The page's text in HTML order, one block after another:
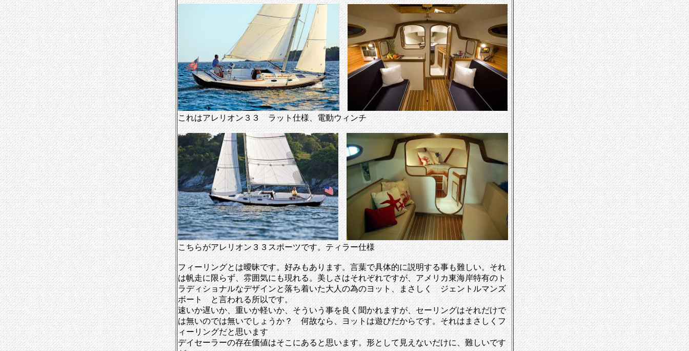
これはアレリオン３３ ラット仕様、電動ウィンチ
こちらがアレリオン３３スポーツです。ティラー仕様
フィーリングとは曖昧です。好みもあります。言葉で具体的に説明する事も難しい。それ
は帆走に限らず、雰囲気にも現れる。美しさはそれぞれですが、アメリカ東海岸特有のト
ラディショナルなデザインと落ち着いた大人の為のヨット、まさしく ジェントルマンズ
ボート と言われる所以です。
速いか遅いか、重いか軽いか、そういう事を良く聞かれますが、セーリングはそれだけで
は無いのでは無いでしょうか？ 何故なら、ヨットは遊びだからです。それはまさしくフ
ィーリングだと思います
デイセーラーの存在価値はそこにあると思います。形として見えないだけに、難しいです